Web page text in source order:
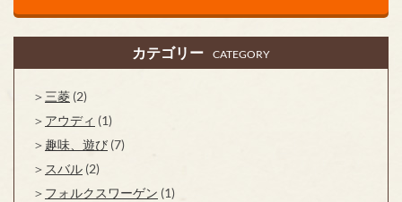
カテゴリー CATEGORY
三菱 (2)
アウディ (1)
趣味、遊び (7)
スバル (2)
フォルクスワーゲン (1)